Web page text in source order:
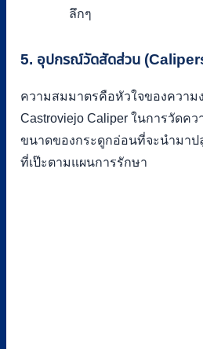
ลึกๆ
5. อุปกรณ์วัดสัดส่วน
ความสมมาตรคือหัวใจของความ
Castroviejo Caliper ในการวัดค
ขนาดของกระดูกอ่อนที่จะนำมาป
ที่เป๊ะตามแผนการรักษา